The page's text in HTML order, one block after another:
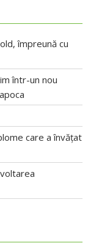
împreună cu
într-un nou
care a învățat